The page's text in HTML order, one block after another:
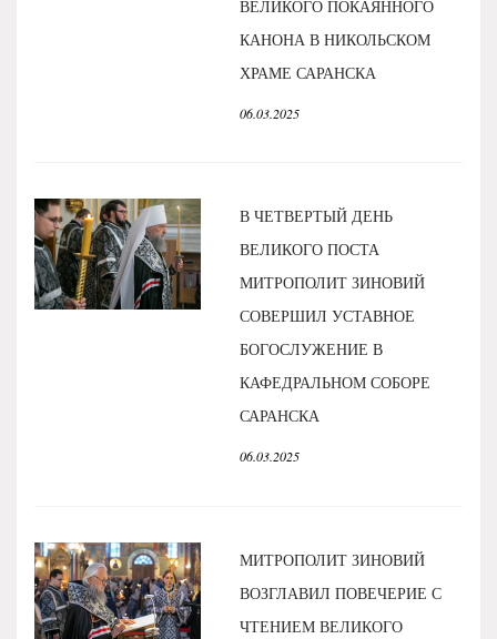
ВЕЛИКОГО ПОКАЯННОГО
КАНОНА В НИКОЛЬСКОМ
ХРАМЕ САРАНСКА
06.03.2025
В ЧЕТВЕРТЫЙ ДЕНЬ
ВЕЛИКОГО ПОСТА
МИТРОПОЛИТ ЗИНОВИЙ
СОВЕРШИЛ УСТАВНОЕ
БОГОСЛУЖЕНИЕ В
КАФЕДРАЛЬНОМ СОБОРЕ
САРАНСКА
06.03.2025
МИТРОПОЛИТ ЗИНОВИЙ
ВОЗГЛАВИЛ ПОВЕЧЕРИЕ С
ЧТЕНИЕМ ВЕЛИКОГО